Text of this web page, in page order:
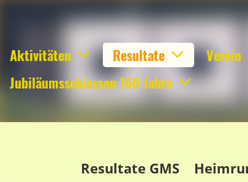
Aktivitäten Resultate Verein
Jubiläumsschiessen 150 Jahre
Resultate GMS